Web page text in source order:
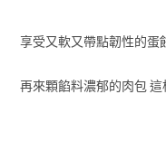
享受又軟又帶點韌性的蛋
再來顆餡料濃郁的肉包